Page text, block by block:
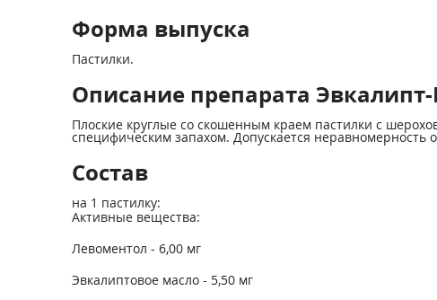
Форма выпуска
Пастилки.
Описание препарата
Плоские круглые со скошенным краем пастилки с
специфическим запахом. Допускается неравномерность
Состав
на 1 пастилку:
Активные вещества:
Левоментол - 6,00 мг
Эвкалиптовое масло - 5,50 мг